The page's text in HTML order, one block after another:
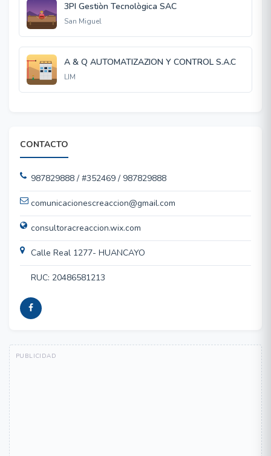
3PI Gestiòn Tecnològica SAC
San Miguel
A & Q AUTOMATIZAZION Y CONTROL S.A.C
LIM
CONTACTO
987829888 / #352469 / 987829888
comunicacionescreaccion@gmail.com
consultoracreaccion.wix.com
Calle Real 1277- HUANCAYO
RUC: 20486581213